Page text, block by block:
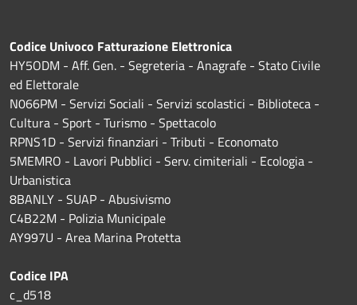
Codice Univoco Fatturazione Elettronica
HY5ODM - Aff. Gen. - Segreteria - Anagrafe - Stato Civile
ed Elettorale
N066PM - Servizi Sociali - Servizi scolastici - Biblioteca -
Cultura - Sport - Turismo - Spettacolo
RPNS1D - Servizi finanziari - Tributi - Economato
5MEMRO - Lavori Pubblici - Serv. cimiteriali - Ecologia -
Urbanistica
8BANLY - SUAP - Abusivismo
C4B22M - Polizia Municipale
AY997U - Area Marina Protetta
Codice IPA
c_d518